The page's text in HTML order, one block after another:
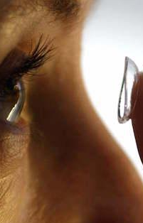
sommeil
cerveau !
il trop
?